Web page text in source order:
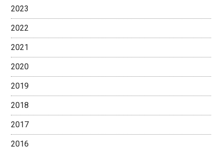
2023
2022
2021
2020
2019
2018
2017
2016